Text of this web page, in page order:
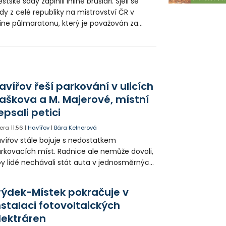
z celé republiky na mistrovství ČR v
půlmaratonu, který je považován za
v Česku.
řeší parkování v ulicích
a M. Majerové, místní
petici
11:56 |Havířov |Bára Kelnerová
stále bojuje s nedostatkem
míst. Radnice ale nemůže dovoli,
lidé nechávali stát auta v jednosměrných
někteří obyvatelé rozhodli sepsat petici.
Místek pokračuje v
fotovoltaických